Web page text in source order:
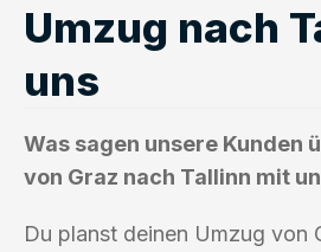
Umzug nach
uns
Was sagen unsere Kunden
von Graz nach Tallinn mit
Du planst deinen Umzug von